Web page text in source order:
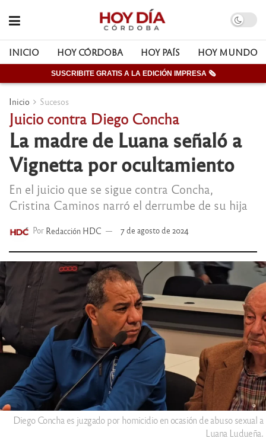
INICIO HOY CÓRDOBA HOY PAÍS HOY MUNDO
SUSCRIBITE GRATIS A LA EDICIÓN IMPRESA 🗞
Inicio Sucesos
Juicio contra Diego Concha
La madre de Luana señaló a
Vignetta por ocultamiento
En el juicio que se sigue contra Concha,
Cristina Caminos narró el derrumbe de su hija
Por Redacción HDC 7 de agosto de 2024
Diego Concha es juzgado por homicidio en ocasión de abuso sexual a
Luana Ludueña.